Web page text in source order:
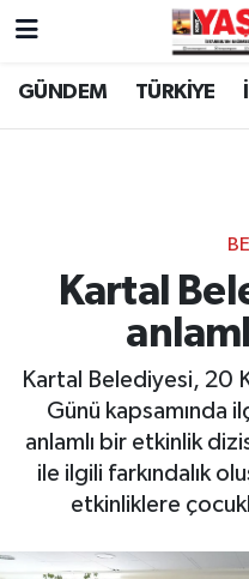
GÜNDEM TÜRKİYE
Kartal
Kartal Belediyesi, 20
Günü kapsamında
anlamlı bir etkinlik
ile ilgili farkındalık
etkinliklere